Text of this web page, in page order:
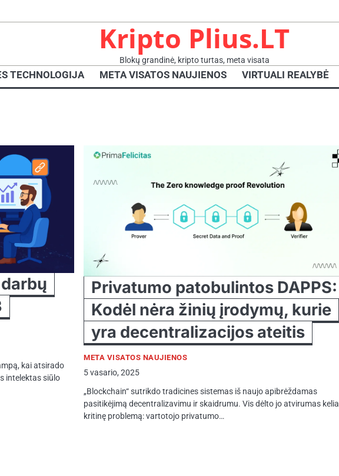
Kripto Plius.LT
Blokų grandinė, kripto turtas, meta visata
TECHNOLOGIJA META VISATOS NAUJIENOS VIRTUALI REALYBĖ
kai atsirado
intelektas siūlo
Privatumo patobulintos DAPPS:
Kodėl nėra žinių įrodymų, kurie
yra decentralizacijos ateitis
META VISATOS NAUJIENOS
5 vasario, 2025
„Blockchain“ sutrikdo tradicines sistemas iš naujo apibrėždamas
pasitikėjimą decentralizavimu ir skaidrumu. Vis dėlto jo atvirumas kelia
kritinę problemą: vartotojo privatumo…